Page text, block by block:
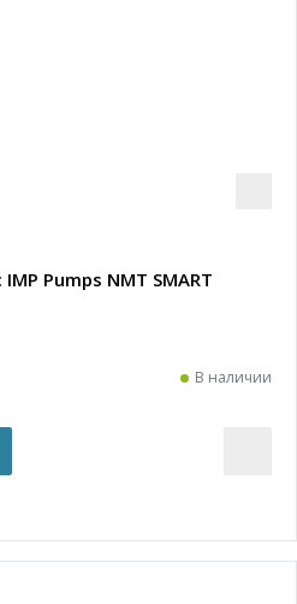
Pumps NMT SMART
В наличии